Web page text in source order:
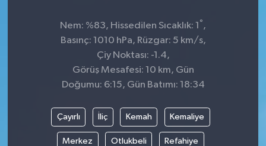
Nem: %83, Hissedilen Sıcaklık: 1 ° ,
Basınç: 1010 hPa, Rüzgar: 5 km/s,
Çiy Noktası: -1.4,
Görüş Mesafesi: 10 km, Gün
Doğumu: 6:15, Gün Batımı: 18:34
Çayırlı İliç Kemah Kemaliye
Merkez Otlukbeli Refahiye
Magazin
haber ara
Yazarlarımız